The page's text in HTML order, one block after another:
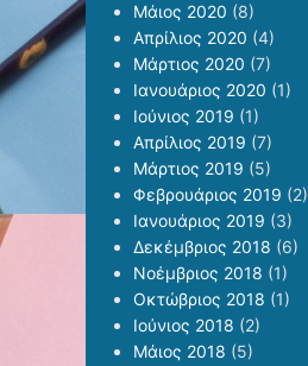
Μάιος 2020 (8)
Απρίλιος 2020 (4)
Μάρτιος 2020 (7)
Ιανουάριος 2020 (1)
Ιούνιος 2019 (1)
Απρίλιος 2019 (7)
Μάρτιος 2019 (5)
Φεβρουάριος 2019 (2)
Ιανουάριος 2019 (3)
Δεκέμβριος 2018 (6)
Νοέμβριος 2018 (1)
Οκτώβριος 2018 (1)
Ιούνιος 2018 (2)
Μάιος 2018 (5)